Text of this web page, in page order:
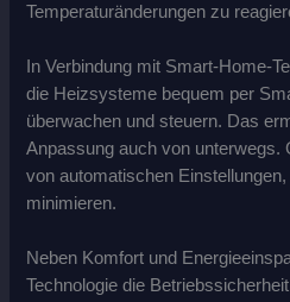
Temperaturänderungen zu
In Verbindung mit Smart-Home-
die Heizsysteme bequem per
überwachen und steuern. Das
Anpassung auch von unterwegs.
von automatischen
minimieren.
Neben Komfort und
Technologie die